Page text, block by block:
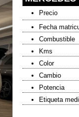
Precio
Fecha
Combustible
Kms
Color
Cambio
Potencia
Etiqueta